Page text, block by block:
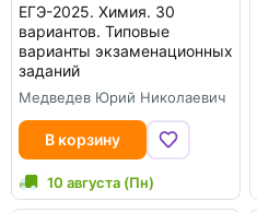
ЕГЭ-2025. Химия. 30
вариантов. Типовые
варианты экзаменационных
заданий
Медведев Юрий Николаевич
В корзину
10 августа (Пн)